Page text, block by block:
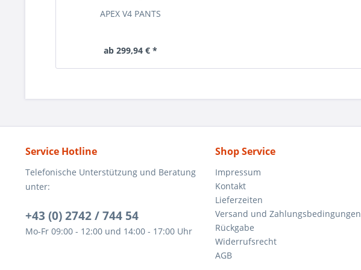
APEX V4 PANTS
ab 299,94 € *
Service Hotline
Telefonische Unterstützung und Beratung
unter:
+43 (0) 2742 / 744 54
Mo-Fr 09:00 - 12:00 und 14:00 - 17:00 Uhr
Shop Service
Impressum
Kontakt
Lieferzeiten
Versand und Zahlungsbedingungen
Rückgabe
Widerrufsrecht
AGB